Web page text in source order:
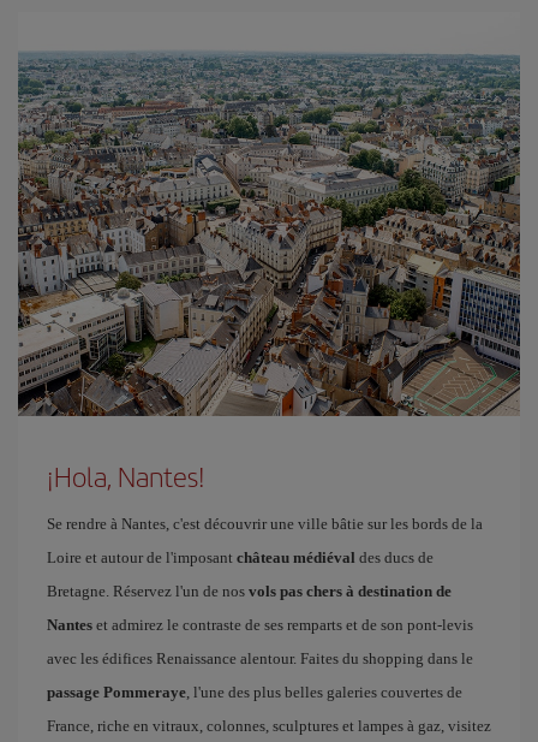
¡Hola, Nantes!
Se rendre à Nantes, c'est découvrir une ville bâtie sur les bords de la
Loire et autour de l'imposant château médiéval des ducs de
Bretagne. Réservez l'un de nos vols pas chers à destination de
Nantes et admirez le contraste de ses remparts et de son pont-levis
avec les édifices Renaissance alentour. Faites du shopping dans le
passage Pommeraye, l'une des plus belles galeries couvertes de
France, riche en vitraux, colonnes, sculptures et lampes à gaz, visitez